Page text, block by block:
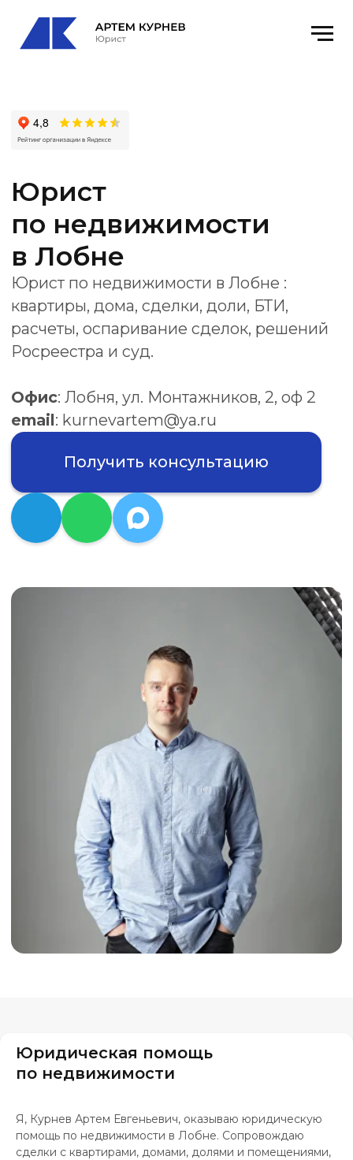
Юрист
в Лобне
Юрист по недвижимости в Лобне :
квартиры, дома, сделки, доли, БТИ,
расчеты, оспаривание сделок, решений
Росреестра и суд.
Офис: Лобня, ул. Монтажников, 2, оф 2
email: kurnevartem@ya.ru
Получить консультацию
Юридическая помощь
по недвижимости
Я, Курнев Артем Евгеньевич, оказываю юридическую
помощь по недвижимости в Лобне. Сопровождаю
сделки с квартирами, домами, долями и помещениями,